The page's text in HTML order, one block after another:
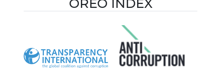
OREO INDEX